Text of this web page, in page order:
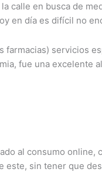
calle en busca de
en día es difícil no
farmacias) servicios
fue una excelente
al consumo online,
sin tener que